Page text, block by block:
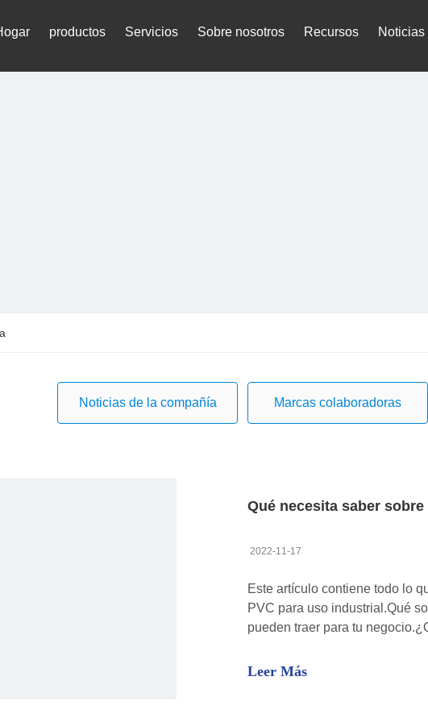
productos Servicios Sobre nosotros Recursos Noticias
Noticias de la compañía Marcas colaboradoras
Qué necesita saber
2022-11-17
Este artículo contiene todo lo
PVC para uso industrial.Qué
pueden traer para tu
rapidas
Leer Más